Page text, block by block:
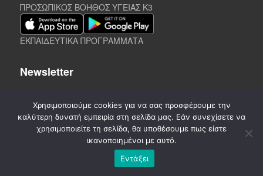
ΠΡΟΣΩΠΙΚΟΣ ΒΟΗΘΟΣ ΥΓΕΙΑΣ K3
ΕΚΠΑΙΔΕΥΤΙΚΑ ΠΡΟΓΡΑΜΜΑΤΑ
Newsletter
2020-2026. CREATED by A3
Χρησιμοποιούμε cookies για να σας προσφέρουμε την
καλύτερη δυνατή εμπειρία στη σελίδα μας. Εάν συνεχίσετε να
χρησιμοποιείτε τη σελίδα, θα υποθέσουμε πως είστε
ικανοποιημένοι με αυτό.
Εντάξει